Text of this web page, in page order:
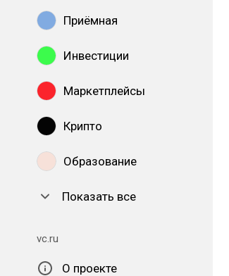
Приёмная
Инвестиции
Маркетплейсы
Крипто
Образование
Показать все
vc.ru
О проекте